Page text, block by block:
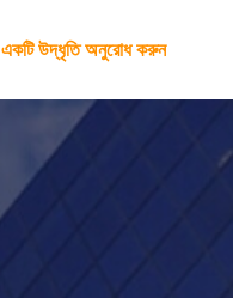
একটি উদ্ধৃতি অনুরোধ করুন